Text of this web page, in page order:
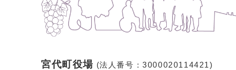
宮代町役場 (法人番号：3000020114421)